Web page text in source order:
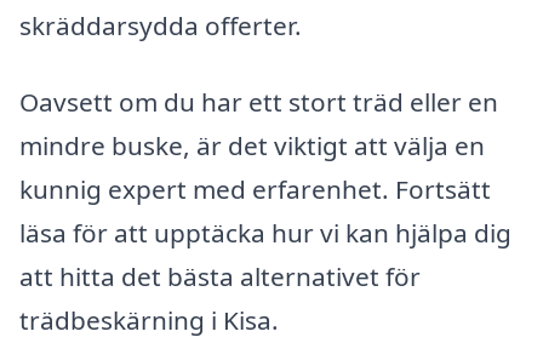
skräddarsydda offerter.
Oavsett om du har ett stort träd eller en
mindre buske, är det viktigt att välja en
kunnig expert med erfarenhet. Fortsätt
läsa för att upptäcka hur vi kan hjälpa dig
att hitta det bästa alternativet för
trädbeskärning i Kisa.